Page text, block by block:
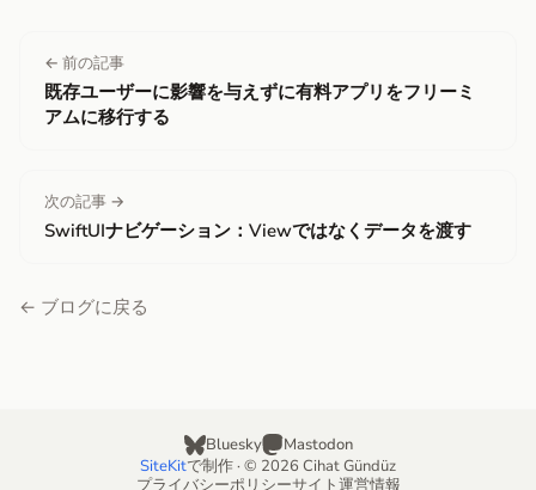
← 前の記事
既存ユーザーに影響を与えずに有料アプリをフリーミ
アムに移行する
次の記事 →
SwiftUIナビゲーション：Viewではなくデータを渡す
← ブログに戻る
Bluesky
Mastodon
SiteKitで制作 · © 2026 Cihat Gündüz
プライバシーポリシーサイト運営情報